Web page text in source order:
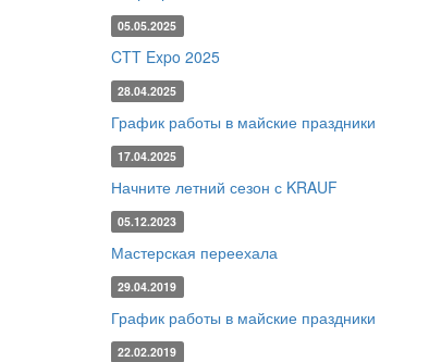
05.05.2025
CTT Expo 2025
28.04.2025
График работы в майские праздники
17.04.2025
Начните летний сезон с KRAUF
05.12.2023
Мастерская переехала
29.04.2019
График работы в майские праздники
22.02.2019